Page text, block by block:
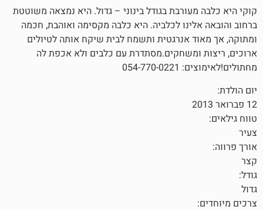
בגודל בינוני – גדול. היא נמצאה משוטטת
לכלביה. היא כלבה מקסימה ואוהבת, חכמה
אנרגטית ותשמח לבית שיקח אותה לטיולים
עם כלבים ולא אכפת לה
0221